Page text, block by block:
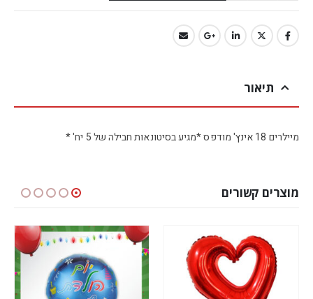
תיאור
מיילרים 18 אינץ' מודפס *מגיע בסיטונאות חבילה של 5 יח' *
מוצרים קשורים